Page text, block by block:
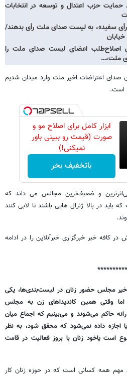
حمایت حزب اعتدال و توسعه در انتخابات
سفید»، به لیست صدای ملت رأی بدهند/
اصلاح‌طلب اعضای لیست صدای ملت را
ملت،…
صدای اعتراضات اخیر ملت وارد میدان شدیم
است.
ابزار کامل برای اصلاح مو و
صورت (قیمت رو ببینی باور
نمیکنی!)
باتخفیف بخر
و ضعیف‌ترین مجالس می داند که
باید در بالا ژنرال هایی باشند تا لابی کنند
کافه خبر خبرگزاری خبرآنلاین را در ادامه
**********
اخیر مجلس حضور زنان در لیست‌بندی‌ها، یکی
اما وقتی همین کاندیداهای زن به مجلس
حاکم می‌شوند و می‌بینیم که اجماع میان
اجازه داده نمی‌شود که محقق شود، به نظر
است یاخود زنان با بروز فعالیت‌ در قامت
همه کسانی است که در حوزه زنان کار